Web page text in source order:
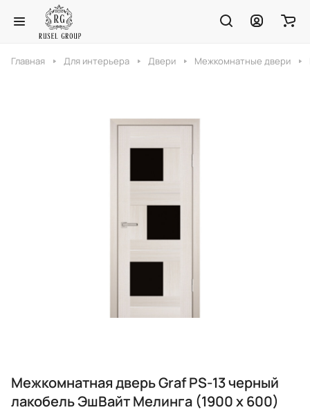
Главная Для интерьера Двери Межкомнатные двери
Межкомнатная дверь Graf PS-13 черный
лакобель ЭшВайт Мелинга (1900 х 600)